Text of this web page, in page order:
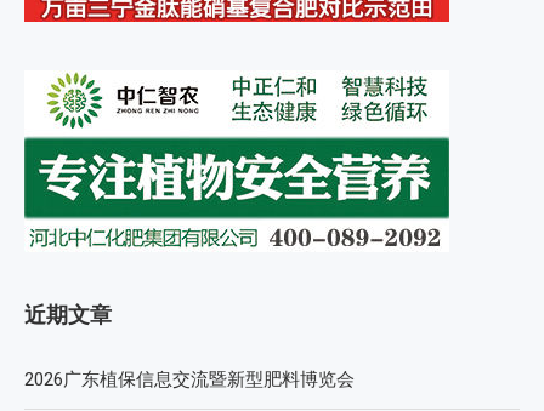
近期文章
2026广东植保信息交流暨新型肥料博览会